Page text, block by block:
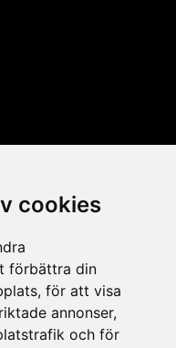
cookies
förbättra din
för att visa
annonser,
och för